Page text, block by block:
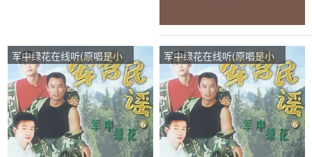
军中绿花在线听(原唱是小
曾)，金达菜演唱点播:19次
军中绿花在线听(原唱是小
曾)，沈蓉演唱点播:60次